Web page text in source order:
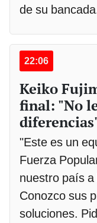
de su
22:06
Keiko
final: "No
"Este es un
Fuerza
nuestro país a
Conozco sus
soluciones.